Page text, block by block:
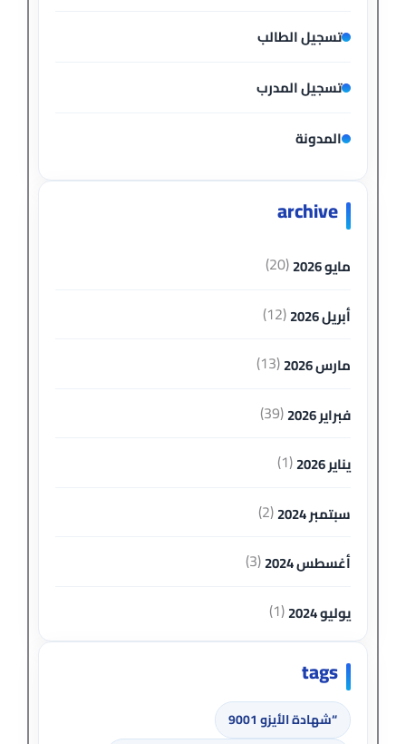
تسجيل الطالب
تسجيل المدرب
المدونة
archive
مايو 2026 (20)
أبريل 2026 (12)
مارس 2026 (13)
فبراير 2026 (39)
يناير 2026 (1)
سبتمبر 2024 (2)
أغسطس 2024 (3)
يوليو 2024 (1)
tags
“شهادة الأيزو 9001